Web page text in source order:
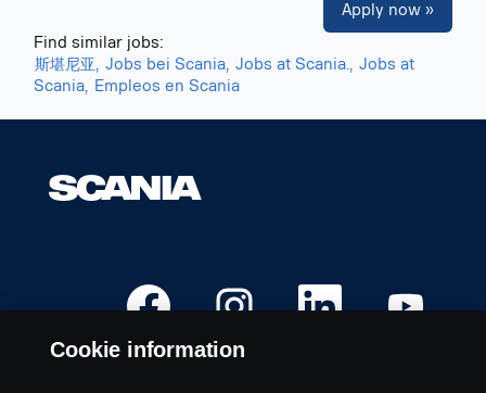
Apply now »
Find similar jobs:
斯堪尼亚, Jobs bei Scania, Jobs at Scania., Jobs at
Scania, Empleos en Scania
p
e
s
p
e
s
i
O
e
e
Cookie information